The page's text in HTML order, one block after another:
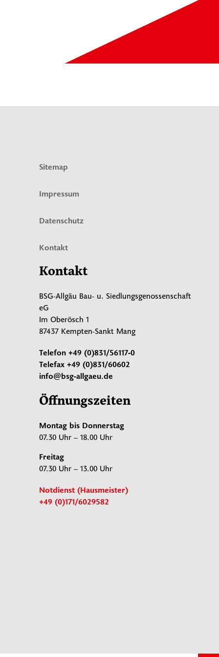
Sitemap
Impressum
Datenschutz
Kontakt
Kontakt
BSG-Allgäu Bau- u. Siedlungsgenossenschaft
eG
Im Oberösch 1
87437 Kempten-Sankt Mang
Telefon +49 (0)831/56117-0
Telefax +49 (0)831/60602
info@bsg-allgaeu.de
Öffnungszeiten
Montag bis Donnerstag
07.30 Uhr – 18.00 Uhr
Freitag
07.30 Uhr – 13.00 Uhr
Notdienst (Hausmeister)
+49 (0)171/6029582